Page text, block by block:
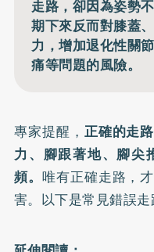
走路，卻因為姿勢
期下來反而對膝蓋
力，增加退化性關
痛等問題的風險。
專家提醒， 正確的走
力、腳跟著地、腳尖
頻。 唯有正確走路，
害。以下是常見錯誤